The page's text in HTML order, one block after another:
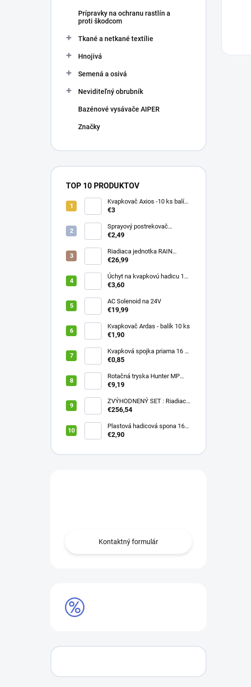
Prípravky na ochranu rastlín a
proti škodcom
Tkané a netkané textílie
Hnojivá
Semená a osivá
Neviditeľný obrubník
Bazénové vysávače AIPER
Značky
TOP 10 PRODUKTOV
Kvapkovač Axios -10 ks balík,
prietok 4 l/h, regulácia tlaku
€3
Sprayový postrekovač
HUNTER Pro Spray 04
€2,49
Riadiaca jednotka RAIN
PRESSURE ZERO
€26,99
Úchyt na kvapkovú hadicu 16-
20 mm ČIERNY (balík 20 ks)
€3,60
AC Solenoid na 24V
€19,99
Kvapkovač Ardas - balík 10 ks
€1,90
Kvapková spojka priama 16 x
16 (balík 10 ks)
€0,85
Rotačná tryska Hunter MP
2000 90
€9,19
ZVÝHODNENÝ SET : Riadiaca
jednotka X2 401E + WAND
€256,54
Plastová hadicová spona 16
mm (balík 10 ks)
€2,90
Kontaktný formulár